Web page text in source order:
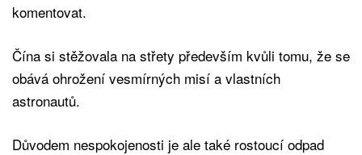
komentovat.
Čína si stěžovala na střety především kvůli tomu, že se
obává ohrožení vesmírných misí a vlastních
astronautů.
Důvodem nespokojenosti je ale také rostoucí odpad